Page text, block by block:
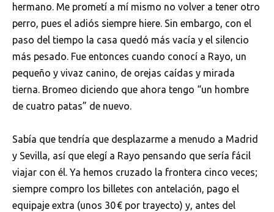
hermano. Me prometí a mí mismo no volver a tener otro
perro, pues el adiós siempre hiere. Sin embargo, con el
paso del tiempo la casa quedó más vacía y el silencio
más pesado. Fue entonces cuando conocí a Rayo, un
pequeño y vivaz canino, de orejas caídas y mirada
tierna. Bromeo diciendo que ahora tengo “un hombre
de cuatro patas” de nuevo.
Sabía que tendría que desplazarme a menudo a Madrid
y Sevilla, así que elegí a Rayo pensando que sería fácil
viajar con él. Ya hemos cruzado la frontera cinco veces;
siempre compro los billetes con antelación, pago el
equipaje extra (unos 30 € por trayecto) y, antes del